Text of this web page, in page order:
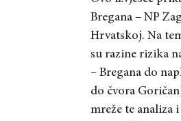
Bregana – NP
Hrvatskoj. Na
su razine rizika
– Bregana do
do čvora
mreže te analiza